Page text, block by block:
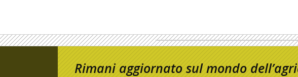
Rimani aggiornato sul mondo